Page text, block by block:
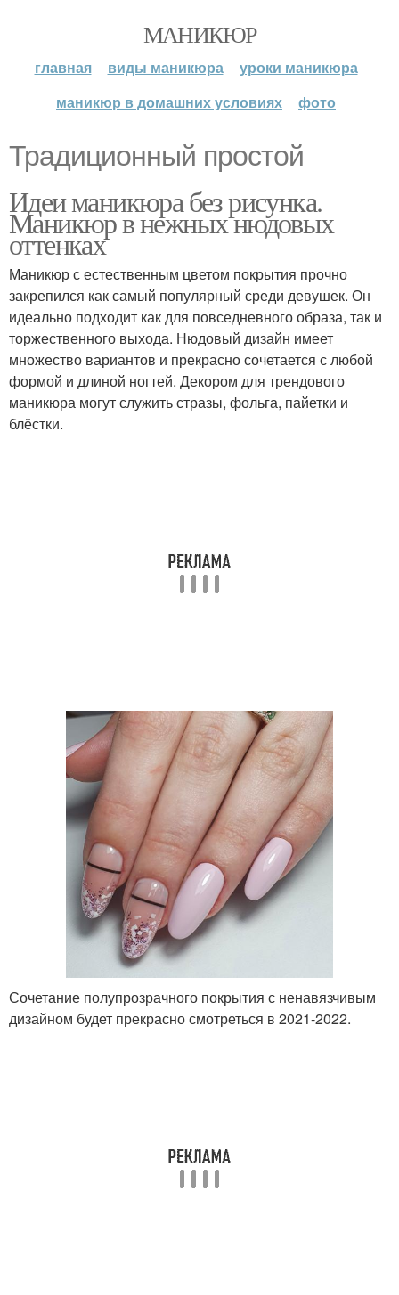
МАНИКЮР
главная виды маникюра
уроки маникюра
маникюр в домашних условиях
фото
Традиционный простой
Идеи маникюра без рисунка.
Маникюр в нежных нюдовых
оттенках
Маникюр с естественным цветом покрытия прочно
закрепился как самый популярный среди девушек. Он
идеально подходит как для повседневного образа, так и
торжественного выхода. Нюдовый дизайн имеет
множество вариантов и прекрасно сочетается с любой
формой и длиной ногтей. Декором для трендового
маникюра могут служить стразы, фольга, пайетки и
блёстки.
Сочетание полупрозрачного покрытия с ненавязчивым
дизайном будет прекрасно смотреться в 2021-2022.